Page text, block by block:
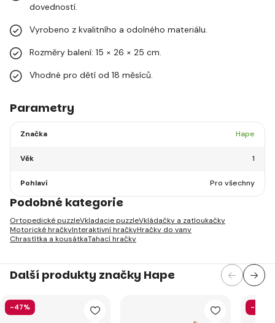
dovedností.
Vyrobeno z kvalitního a odolného materiálu.
Rozměry balení: 15 × 26 × 25 cm.
Vhodné pro dětí od 18 měsíců.
Parametry
Značka Hape
Věk 1
Pohlaví Pro všechny
Podobné kategorie
Ortopedické puzzleVkladacie puzzleVkládačky a zatloukačky
Motorické hračkyInteraktivní hračkyHračky do vany
Chrastítka a kousátkaTahací hračky
Další produkty značky Hape
-47% -57%